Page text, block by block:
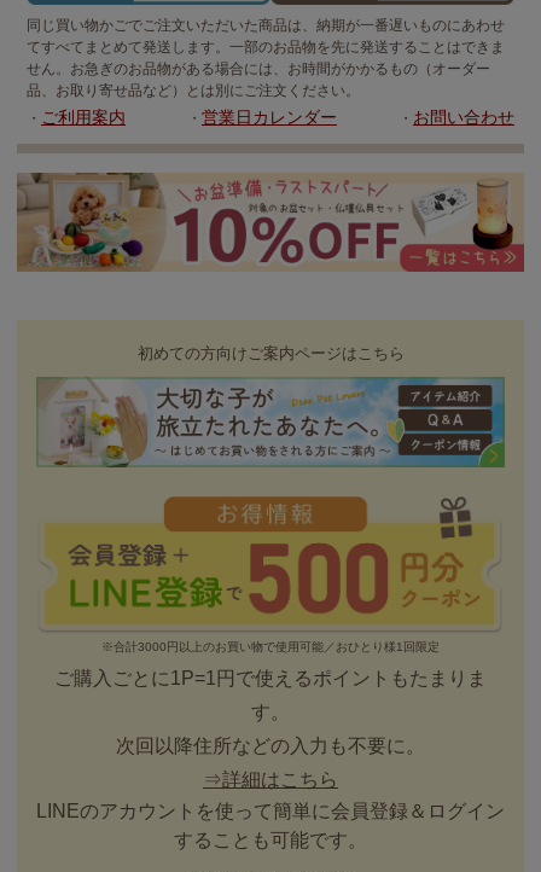
同じ買い物かごでご注文いただいた商品は、納期が一番遅いものにあわせ
てすべてまとめて発送します。一部のお品物を先に発送することはできま
せん。お急ぎのお品物がある場合には、お時間がかかるもの（オーダー
品、お取り寄せ品など）とは別にご注文ください。
・ ご利用案内 ・ 営業日カレンダー ・ お問い合わせ
初めての方向けご案内ページはこちら
※合計3000円以上のお買い物で使用可能／おひとり様1回限定
ご購入ごとに1P=1円で使えるポイントもたまりま
す。
次回以降住所などの入力も不要に。
⇒詳細はこちら
LINEのアカウントを使って簡単に会員登録＆ログイン
することも可能です。